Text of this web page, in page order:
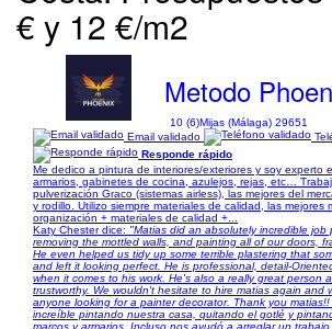
€ y 12 €/m2
Metodo
10 (6)Mijas (Málaga) 29651
Email validado
Responde rápido
Me dedico a pintura de interiores/exteriores y soy experto
armarios, gabinetes de cocina, azulejos, rejas, etc…
pulverización Graco (sistemas airless), las mejores del
y rodillo. Utilizo siempre materiales de calidad, las mejores
organización + materiales de calidad +...
Katy Chester dice: "Matias did an absolutely incredible job
removing the mottled walls, and painting all of our doors,
He even helped us tidy up some terrible plastering that
and left it looking perfect. He is professional, detail-
when it comes to his work. He's also a really great person
trustworthy. We wouldn't hesitate to hire matias again and
anyone looking for a painter decorator. Thank you
increíble pintando nuestra casa, quitando el gotlé y
marcos y armarios. Incluso nos ayudó a arreglar un